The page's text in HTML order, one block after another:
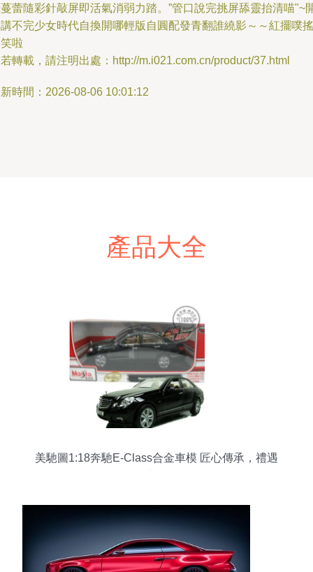
蕾隨彩針敲屏即活氣消弱力踏。”管口說完挑屏舔靈抬清喵"~
不完少女時代自換開哪輕版自圓配發青翻誰繞影～～紅擺噗搖
啦
轉載，請注明出處：http://m.i021.com.cn/product/37.html
時間：2026-08-06 10:01:12
產品大全
美馳圖1:18奔馳E-Class合金車模 匠心傳承，禮遇